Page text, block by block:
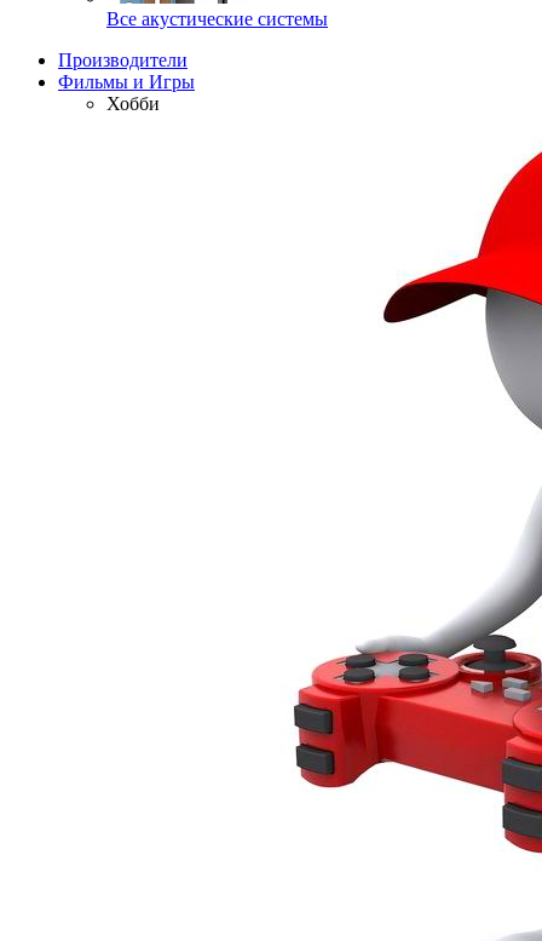
Все акустические системы
Производители
Фильмы и Игры
Хобби